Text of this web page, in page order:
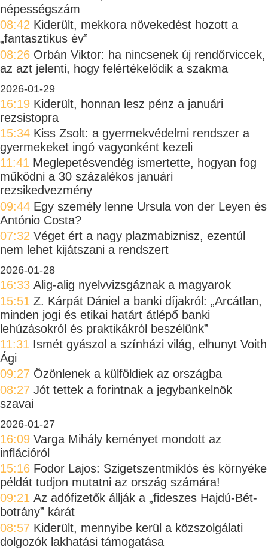
népességszám
08:42 Kiderült, mekkora növekedést hozott a
„fantasztikus év”
08:26 Orbán Viktor: ha nincsenek új rendőrviccek,
az azt jelenti, hogy felértékelődik a szakma
2026-01-29
16:19 Kiderült, honnan lesz pénz a januári
rezsistopra
15:34 Kiss Zsolt: a gyermekvédelmi rendszer a
gyermekeket ingó vagyonként kezeli
11:41 Meglepetésvendég ismertette, hogyan fog
működni a 30 százalékos januári
rezsikedvezmény
09:44 Egy személy lenne Ursula von der Leyen és
António Costa?
07:32 Véget ért a nagy plazmabiznisz, ezentúl
nem lehet kijátszani a rendszert
2026-01-28
16:33 Alig-alig nyelvvizsgáznak a magyarok
15:51 Z. Kárpát Dániel a banki díjakról: „Arcátlan,
minden jogi és etikai határt átlépő banki
lehúzásokról és praktikákról beszélünk”
11:31 Ismét gyászol a színházi világ, elhunyt Voith
Ági
09:27 Özönlenek a külföldiek az országba
08:27 Jót tettek a forintnak a jegybankelnök
szavai
2026-01-27
16:09 Varga Mihály keményet mondott az
inflációról
15:16 Fodor Lajos: Szigetszentmiklós és környéke
példát tudjon mutatni az ország számára!
09:21 Az adófizetők állják a „fideszes Hajdú-Bét-
botrány” kárát
08:57 Kiderült, mennyibe kerül a közszolgálati
dolgozók lakhatási támogatása